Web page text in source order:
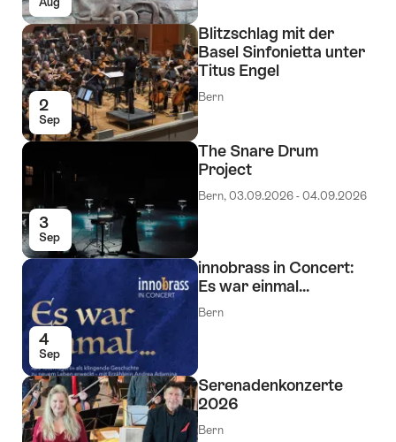
2
Sep
Blitzschlag mit der
Basel Sinfonietta unter
Titus Engel
Bern
3
Sep
The Snare Drum
Project
Bern, 03.09.2026 - 04.09.2026
4
Sep
innobrass in Concert:
Es war einmal...
Bern
Serenadenkonzerte
2026
Bern